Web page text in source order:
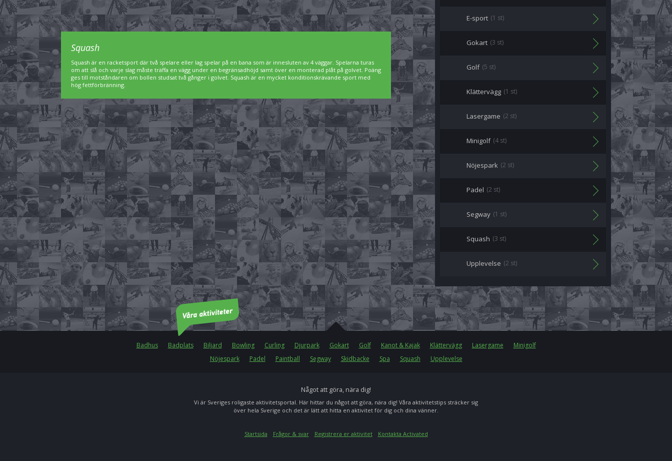
E-sport (1 st)
Gokart (3 st)
Golf (5 st)
Klättervägg (1 st)
Lasergame (2 st)
Minigolf (4 st)
Nöjespark (2 st)
Padel (2 st)
Segway (1 st)
Squash (3 st)
Upplevelse (2 st)
Squash
Squash är en racketsport där två spelare eller lag spelar på en bana som är innesluten av 4 väggar. Spelarna turas
om att slå och varje slag måste träffa en vägg under en begränsadhöjd samt över en monterad plåt på golvet. Poäng
ges till motståndaren om bollen studsat två gånger i golvet. Squash är en mycket konditionskrävande sport med
hög fettförbränning.
Badhus Badplats Biljard Bowling Curling Djurpark Gokart Golf Kanot & Kajak Klättervägg Lasergame
Minigolf
Nöjespark
Padel Paintball Segway Skidbacke Spa Squash Upplevelse
Något att göra, nära dig!
Vi är Sveriges roligaste aktivitetsportal. Här hittar du något att göra, nära dig! Våra aktivitetstips sträcker sig
över hela Sverige och det är lätt att hitta en aktivitet för dig och dina vänner.
Startsida Frågor & svar Registrera er aktivitet Kontakta Activated